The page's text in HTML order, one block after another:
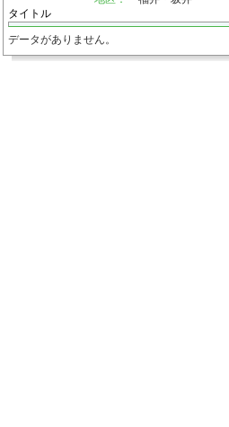
タイトル
データがありません。